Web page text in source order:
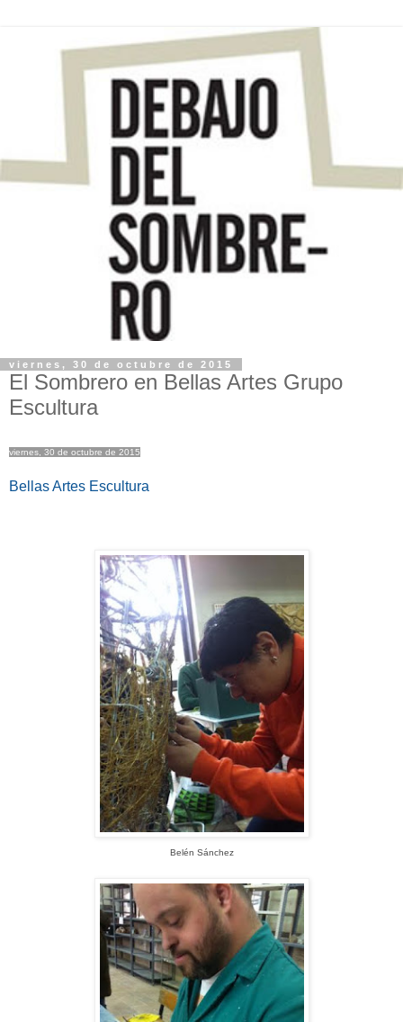
viernes, 30 de octubre de 2015
El Sombrero en Bellas Artes Grupo
Escultura
viernes, 30 de octubre de 2015
Bellas Artes Escultura
Belén Sánchez